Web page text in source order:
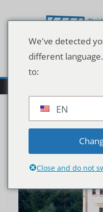
Inhalt
We've detected
different
to:
EN
Close and do not